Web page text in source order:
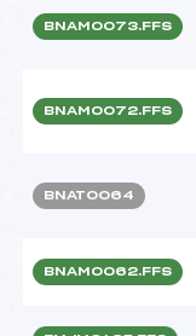
BNAM0073.FFS
BNAM0072.FFS
BNAT0064
BNAM0062.FFS